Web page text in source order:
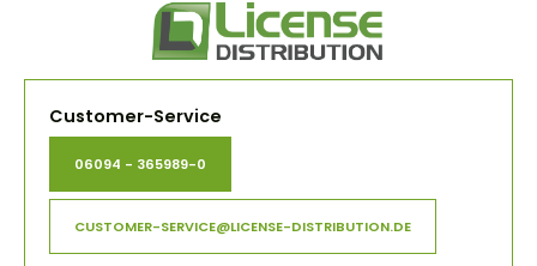
Customer-Service
06094 - 365989-0
CUSTOMER-SERVICE@LICENSE-DISTRIBUTION.DE